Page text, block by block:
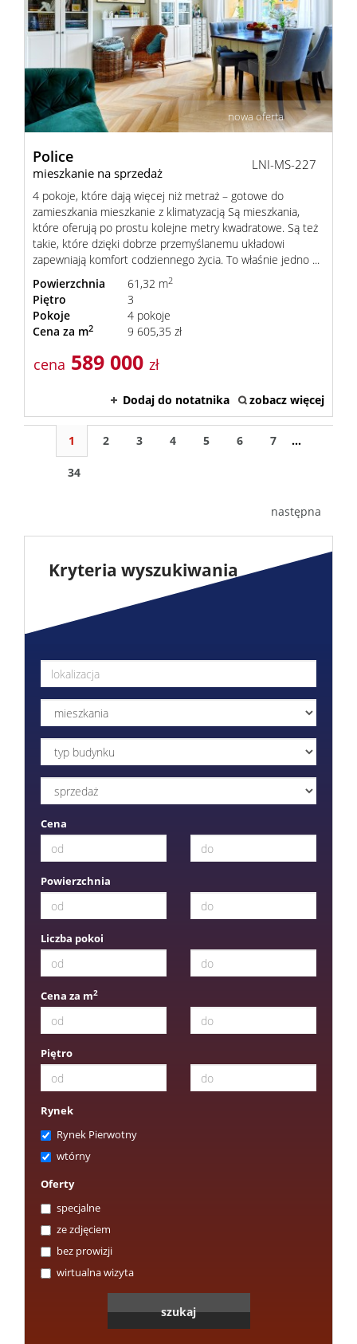
nowa oferta
Police
mieszkanie na sprzedaż
LNI-MS-227
4 pokoje, które dają więcej niż metraż – gotowe do
zamieszkania mieszkanie z klimatyzacją Są mieszkania,
które oferują po prostu kolejne metry kwadratowe. Są też
takie, które dzięki dobrze przemyślanemu układowi
zapewniają komfort codziennego życia. To właśnie jedno ...
Powierzchnia
61,32 m2
Piętro
3
Pokoje
4 pokoje
Cena za m2 9 605,35 zł
cena 589 000 zł
Dodaj do notatnika zobacz więcej
1 2 3 4 5 6 7 ...
34
następna
Kryteria wyszukiwania
Cena
Powierzchnia
Liczba pokoi
Cena za m2
Piętro
Rynek
Rynek Pierwotny
wtórny
Oferty
specjalne
ze zdjęciem
bez prowizji
wirtualna wizyta